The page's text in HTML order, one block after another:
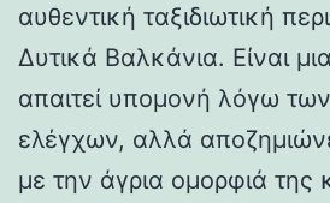
αυθεντική ταξιδιωτική
Δυτικά Βαλκάνια. Είναι
απαιτεί υπομονή λόγω
ελέγχων, αλλά
με την άγρια ομορφιά της